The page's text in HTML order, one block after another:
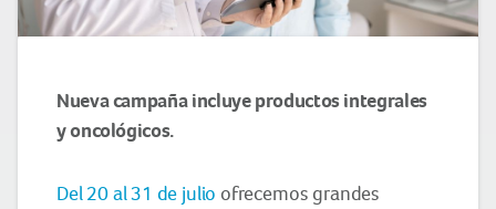
Nueva campaña incluye productos integrales
y oncológicos.
Del 20 al 31 de julio ofrecemos grandes